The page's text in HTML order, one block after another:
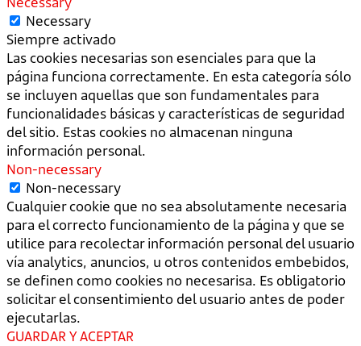
Necessary
Siempre activado
Las cookies necesarias son esenciales para que la
página funciona correctamente. En esta categoría sólo
se incluyen aquellas que son fundamentales para
funcionalidades básicas y características de seguridad
del sitio. Estas cookies no almacenan ninguna
información personal.
Non-necessary
Non-necessary
Cualquier cookie que no sea absolutamente necesaria
para el correcto funcionamiento de la página y que se
utilice para recolectar información personal del usuario
vía analytics, anuncios, u otros contenidos embebidos,
se definen como cookies no necesarisa. Es obligatorio
solicitar el consentimiento del usuario antes de poder
ejecutarlas.
GUARDAR Y ACEPTAR